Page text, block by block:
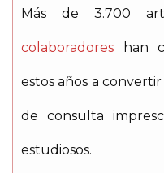
Más de 3.700
colaboradores han
estos años a
de consulta
estudiosos.